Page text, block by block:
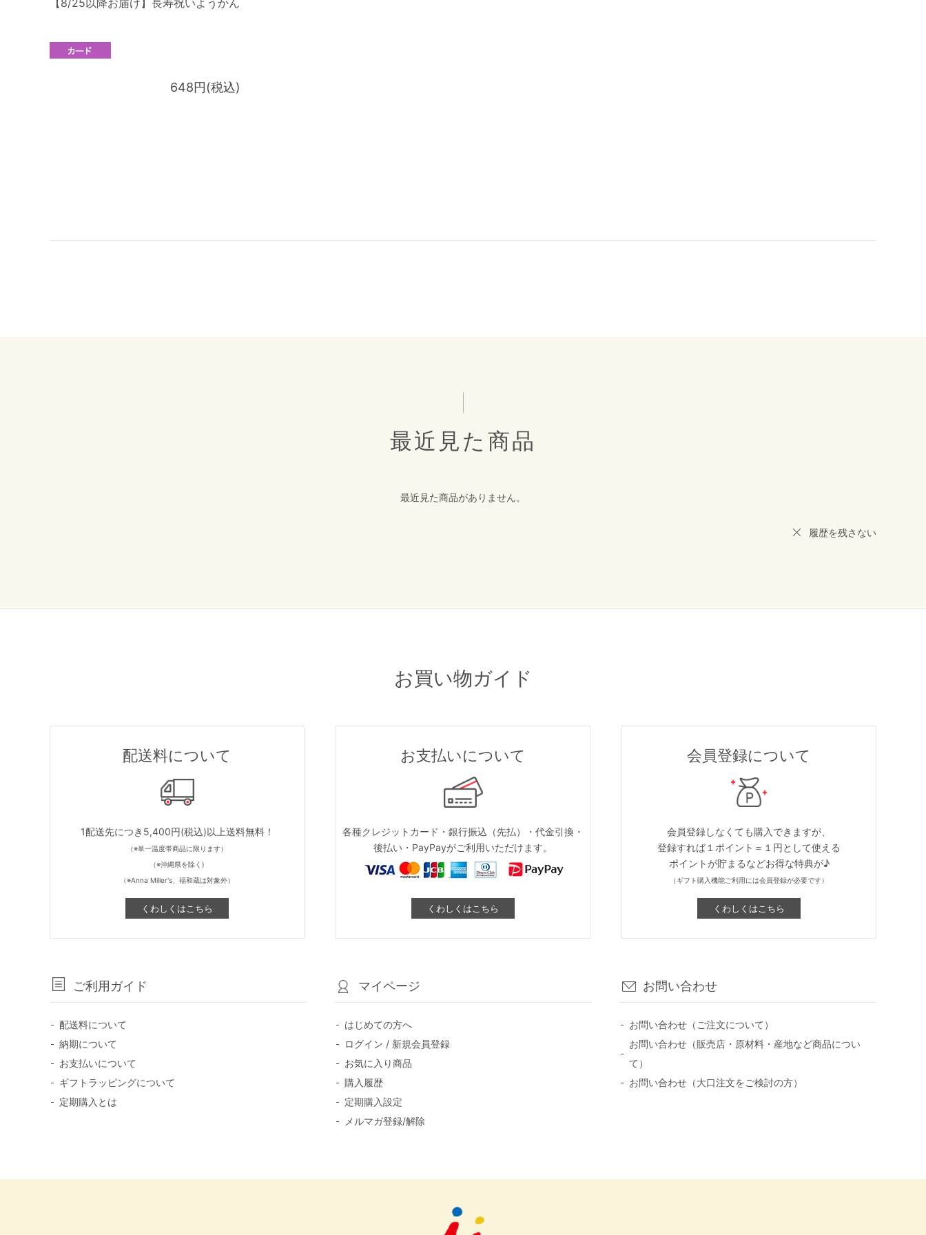
【8/25以降お届け】長寿祝いようかん
648円(税込)
最近見た商品
最近見た商品がありません。
履歴を残さない
お買い物ガイド
配送料について
1配送先につき5,400円(税込)以上送料無料！
（※単一温度帯商品に限ります）
（※沖縄県を除く)
（※Anna Miller's、福和蔵は対象外）
くわしくはこちら
お支払いについて
各種クレジットカード・銀行振込（先払）・代金引換・
後払い・PayPayがご利用いただけます。
くわしくはこちら
会員登録について
会員登録しなくても購入できますが、
登録すれば１ポイント＝１円として使える
ポイントが貯まるなどお得な特典が♪
（ギフト購入機能ご利用には会員登録が必要です）
くわしくはこちら
ご利用ガイド
配送料について
納期について
お支払いについて
ギフトラッピングについて
定期購入とは
マイページ
はじめての方へ
ログイン / 新規会員登録
お気に入り商品
購入履歴
定期購入設定
メルマガ登録/解除
お問い合わせ
お問い合わせ（ご注文について）
お問い合わせ（販売店・原材料・産地など商品につい
て）
お問い合わせ（大口注文をご検討の方）